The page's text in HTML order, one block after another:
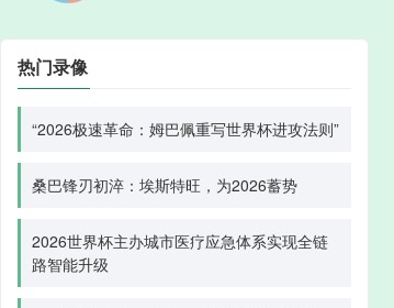
热门录像
“2026极速革命：姆巴佩重写世界杯进攻法则”
桑巴锋刃初淬：埃斯特旺，为2026蓄势
2026世界杯主办城市医疗应急体系实现全链
路智能升级